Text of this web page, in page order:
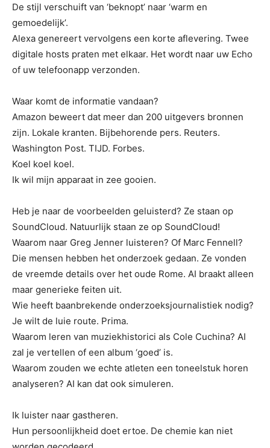
De stijl verschuift van ‘beknopt’ naar ‘warm en
gemoedelijk’.
Alexa genereert vervolgens een korte aflevering. Twee
digitale hosts praten met elkaar. Het wordt naar uw Echo
of uw telefoonapp verzonden.
Waar komt de informatie vandaan?
Amazon beweert dat meer dan 200 uitgevers bronnen
zijn. Lokale kranten. Bijbehorende pers. Reuters.
Washington Post. TIJD. Forbes.
Koel koel koel.
Ik wil mijn apparaat in zee gooien.
Heb je naar de voorbeelden geluisterd? Ze staan ​​op
SoundCloud. Natuurlijk staan ​​ze op SoundCloud!
Waarom naar Greg Jenner luisteren? Of Marc Fennell?
Die mensen hebben het onderzoek gedaan. Ze vonden
de vreemde details over het oude Rome. AI braakt alleen
maar generieke feiten uit.
Wie heeft baanbrekende onderzoeksjournalistiek nodig?
Je wilt de luie route. Prima.
Waarom leren van muziekhistorici als Cole Cuchina? AI
zal je vertellen of een album ‘goed’ is.
Waarom zouden we echte atleten een toneelstuk horen
analyseren? AI kan dat ook simuleren.
Ik luister naar gastheren.
Hun persoonlijkheid doet ertoe. De chemie kan niet